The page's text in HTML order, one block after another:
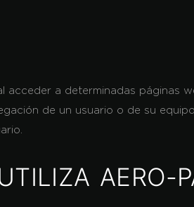
a determinadas páginas
de un usuario o de su
AERO-